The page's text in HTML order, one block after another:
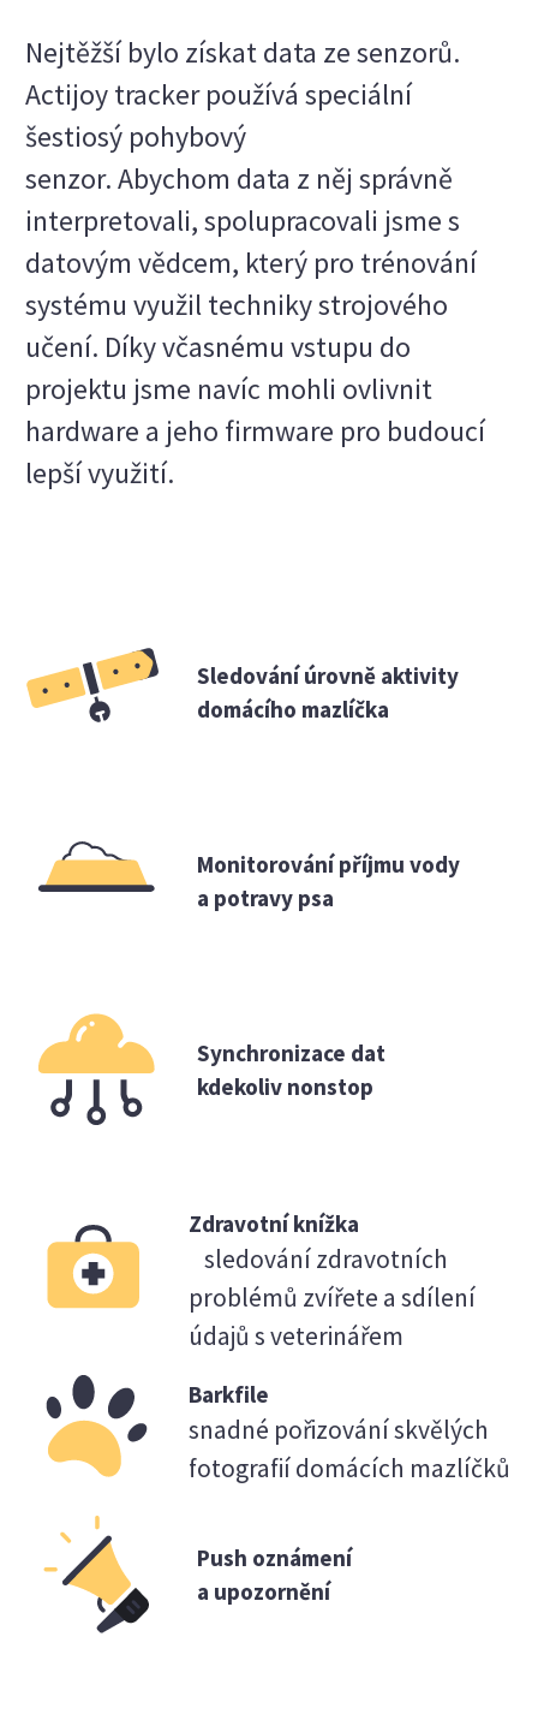
Nejtěžší bylo získat data ze senzorů.
Actijoy tracker používá speciální
šestiosý pohybový
senzor. Abychom data z něj správně
interpretovali, spolupracovali jsme s
datovým vědcem, který pro trénování
systému využil techniky strojového
učení. Díky včasnému vstupu do
projektu jsme navíc mohli ovlivnit
hardware a jeho firmware pro budoucí
lepší využití.
Sledování úrovně aktivity
domácího mazlíčka
Monitorování příjmu vody
a potravy psa
Synchronizace dat
kdekoliv nonstop
Zdravotní knížka
sledování zdravotních
problémů zvířete a sdílení
údajů s veterinářem
Barkfile
snadné pořizování skvělých
fotografií domácích mazlíčků
Push oznámení
a upozornění